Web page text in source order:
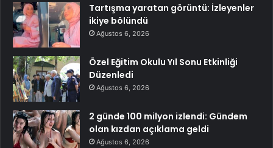
Tartışma yaratan görüntü: İzleyenler
ikiye bölündü
Ağustos 6, 2026
Özel Eğitim Okulu Yıl Sonu Etkinliği
Düzenledi
Ağustos 6, 2026
2 günde 100 milyon izlendi: Gündem
olan kızdan açıklama geldi
Ağustos 6, 2026